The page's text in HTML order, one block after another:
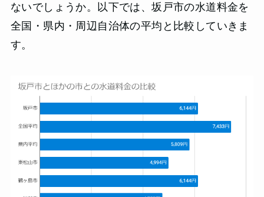
ないでしょうか。以下では、坂戸市の水道料金を
全国・県内・周辺自治体の平均と比較していきま
す。